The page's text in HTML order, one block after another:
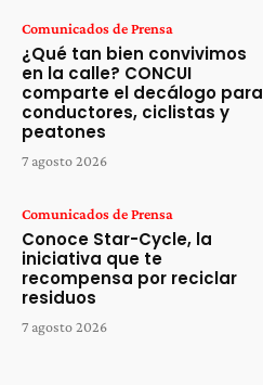
Comunicados de Prensa
¿Qué tan bien convivimos
en la calle? CONCUI
comparte el decálogo para
conductores, ciclistas y
peatones
7 agosto 2026
Comunicados de Prensa
Conoce Star-Cycle, la
iniciativa que te
recompensa por reciclar
residuos
7 agosto 2026